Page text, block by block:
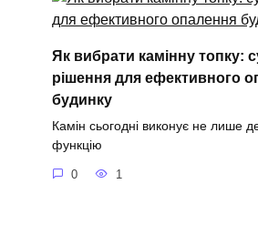
Як вибрати камінну топку:
рішення для ефективного
будинку
Камін сьогодні виконує не лише
функцію
0 1